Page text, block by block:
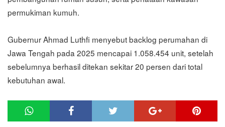
permukiman kumuh.
Gubernur Ahmad Luthfi menyebut backlog perumahan di
Jawa Tengah pada 2025 mencapai 1.058.454 unit, setelah
sebelumnya berhasil ditekan sekitar 20 persen dari total
kebutuhan awal.